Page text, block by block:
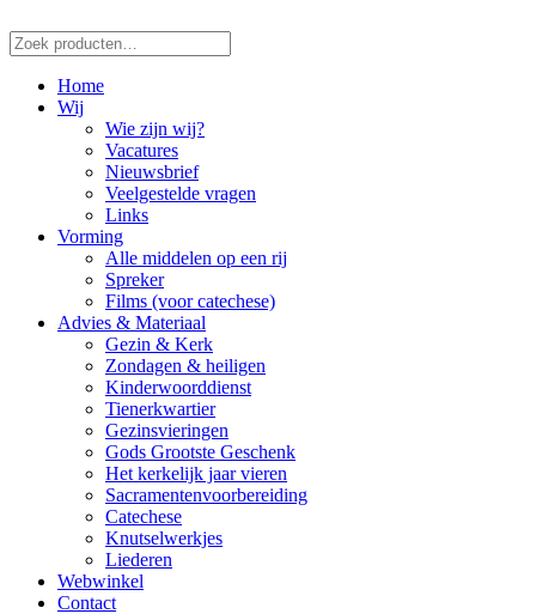
Zoeken
naar:
Home
Wij
Wie zijn wij?
Vacatures
Nieuwsbrief
Veelgestelde vragen
Links
Vorming
Alle middelen op een rij
Spreker
Films (voor catechese)
Advies & Materiaal
Gezin & Kerk
Zondagen & heiligen
Kinderwoorddienst
Tienerkwartier
Gezinsvieringen
Gods Grootste Geschenk
Het kerkelijk jaar vieren
Sacramentenvoorbereiding
Catechese
Knutselwerkjes
Liederen
Webwinkel
Contact